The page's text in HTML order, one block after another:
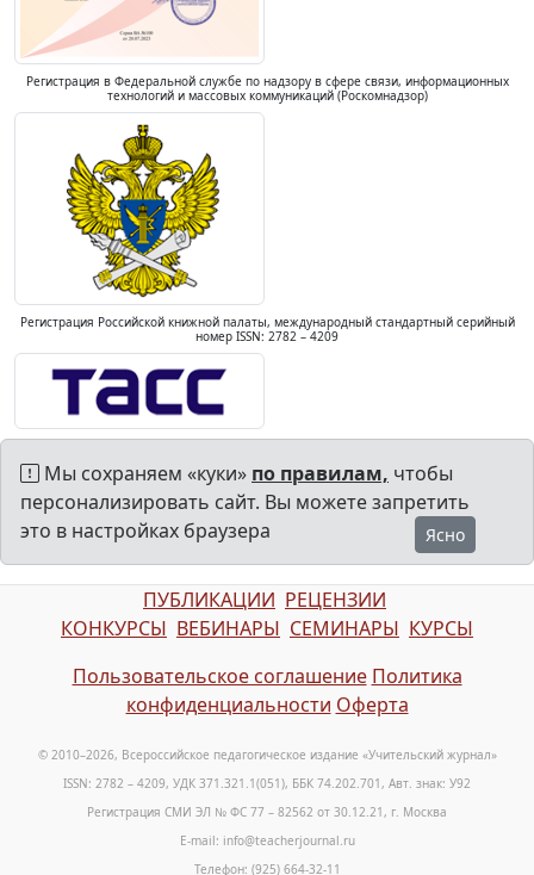
Регистрация в Федеральной службе по надзору в сфере связи, информационных
технологий и массовых коммуникаций (Роскомнадзор)
Регистрация Российской книжной палаты, международный стандартный серийный
номер ISSN: 2782 – 4209
Мы сохраняем «куки» по правилам, чтобы
персонализировать сайт. Вы можете запретить
это в настройках браузера
Ясно
ПУБЛИКАЦИИ РЕЦЕНЗИИ
КОНКУРСЫ ВЕБИНАРЫ СЕМИНАРЫ КУРСЫ
Пользовательское соглашение Политика
конфиденциальности Оферта
© 2010–2026, Всероссийское педагогическое издание «Учительский журнал»
ISSN: 2782 – 4209, УДК 371.321.1(051), ББК 74.202.701, Авт. знак: У92
Регистрация СМИ ЭЛ № ФС 77 – 82562 от 30.12.21, г. Москва
E-mail: info@teacherjournal.ru
Телефон: (925) 664-32-11